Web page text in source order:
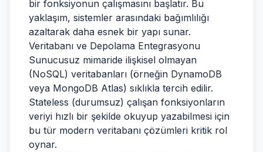
bir fonksiyonun çalışmasını başlatır. Bu
yaklaşım, sistemler arasındaki bağımlılığı
azaltarak daha esnek bir yapı sunar.
Veritabanı ve Depolama Entegrasyonu
Sunucusuz mimaride ilişkisel olmayan
(NoSQL) veritabanları (örneğin DynamoDB
veya MongoDB Atlas) sıklıkla tercih edilir.
Stateless (durumsuz) çalışan fonksiyonların
veriyi hızlı bir şekilde okuyup yazabilmesi için
bu tür modern veritabanı çözümleri kritik rol
oynar.